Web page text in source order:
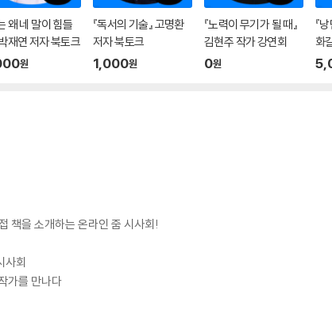
왜 네 말이 힘들
재연 저자 북토크
원
『독서의 기술』 고명환
저자 북토크
1,000원
『노력이 무기가 될 때』
김현주 작가 강연회
0원
『
화
은
책을 소개하는 온라인 줌 시사회!
사회
가를 만나다